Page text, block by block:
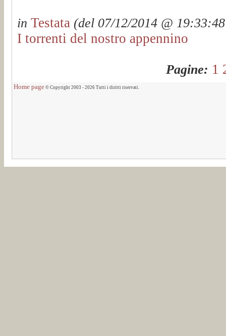
in Testata (del 07/12/2014 @
I torrenti del nostro appennino
Pagine: 1
Home page © Copyright 2003 - 2026 Tutti i diritti riservati.